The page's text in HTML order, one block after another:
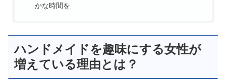
かな時間を
ハンドメイドを趣味にする女性が
増えている理由とは？